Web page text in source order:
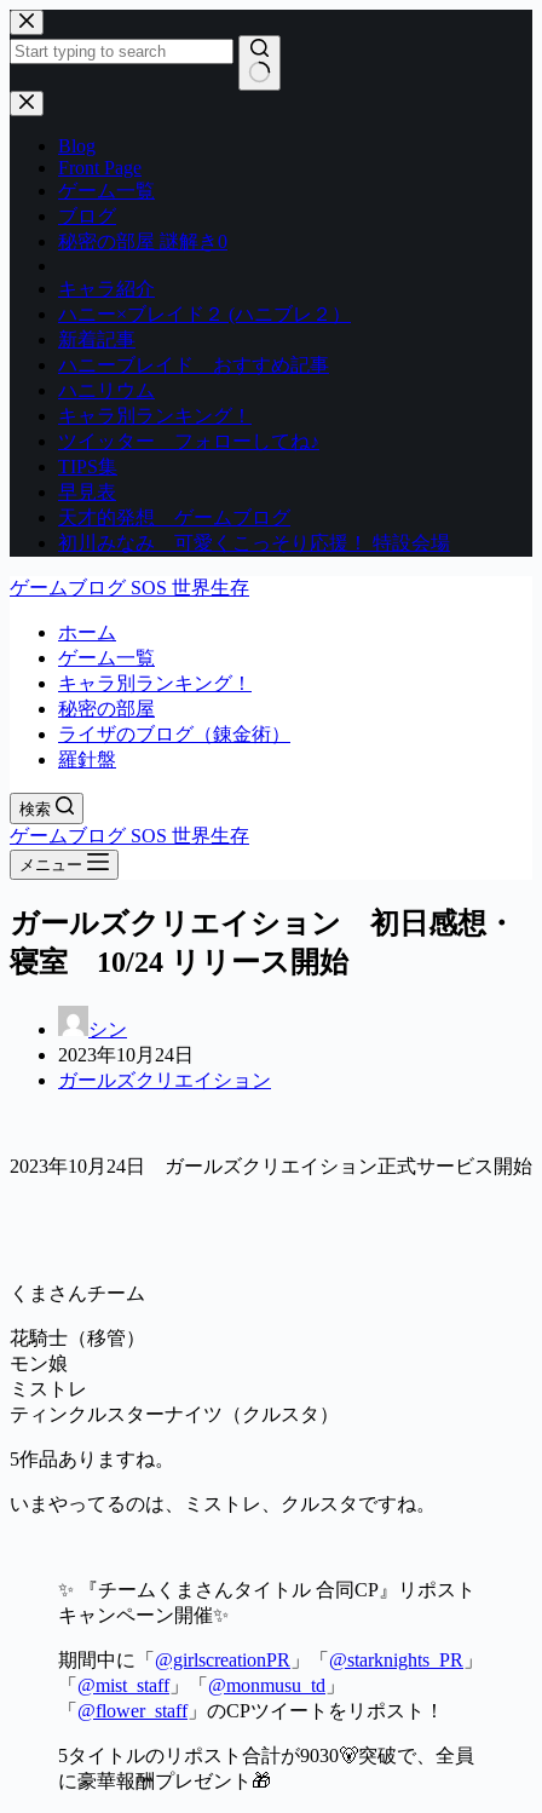
コ
ン
テ
ン
ツ
結
Blog
Front Page
ゲーム一覧
ブログ
秘密の部屋 謎解き0
キャラ紹介
ハニー×ブレイド２ (ハニブレ２）
新着記事
ハニーブレイド おすすめ記事
ハニリウム
キャラ別ランキング！
ツイッター フォローしてね♪
TIPS集
早見表
天才的発想 ゲームブログ
初川みなみ 可愛くこっそり応援！ 特設会場
ゲームブログ SOS 世界生存
ホーム
ゲーム一覧
キャラ別ランキング！
秘密の部屋
ライザのブログ（錬金術）
羅針盤
検索
ゲームブログ SOS 世界生存
メニュー
ガールズクリエイション 初日感想・
寝室 10/24 リリース開始
シン
2023年10月24日
ガールズクリエイション
2023年10月24日 ガールズクリエイション正式サービス開始
くまさんチーム
花騎士（移管）
モン娘
ミストレ
ティンクルスターナイツ（クルスタ）
5作品ありますね。
いまやってるのは、ミストレ、クルスタですね。
✨ 『チームくまさんタイトル 合同CP』リポスト
キャンペーン開催✨
期間中に「 @girlscreationPR 」「 @starknights_PR 」
「 @mist_staff」「 @monmusu_td 」
「 @flower_staff」のCPツイートをリポスト！
5タイトルのリポスト合計が9030🐻突破で、全員
に豪華報酬プレゼント🎁